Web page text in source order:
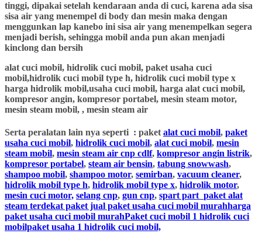
tinggi, dipakai setelah kendaraan anda di cuci, karena ada sisa
sisa air yang menempel di body dan mesin maka dengan
menggunkan lap kanebo ini sisa air yang menempelkan segera
menjadi berish, sehingga mobil anda pun akan menjadi
kinclong dan bersih
alat cuci mobil, hidrolik cuci mobil, paket usaha cuci
mobil,hidrolik cuci mobil type h, hidrolik cuci mobil type x
harga hidrolik mobil,usaha cuci mobil, harga alat cuci mobil,
kompresor angin, kompresor portabel, mesin steam motor,
mesin steam mobil, , mesin steam air
Serta peralatan lain nya seperti : paket alat cuci mobil, paket
usaha cuci mobil, hidrolik cuci mobil, alat cuci mobil, mesin
steam mobil, mesin steam air cnp cdlf, kompresor angin listrik,
kompresor portabel, steam air bensin, tabung snowwash,
shampoo mobil, shampoo motor, semirban, vacuum cleaner,
hidrolik mobil type h, hidrolik mobil type x, hidrolik motor,
mesin cuci motor, selang cnp, gun cnp, spart part paket alat
steam terdekat paket jual paket usaha cuci mobil murahharga
paket usaha cuci mobil murahPaket cuci mobil 1 hidrolik cuci
mobilpaket usaha 1 hidrolik cuci mobil,